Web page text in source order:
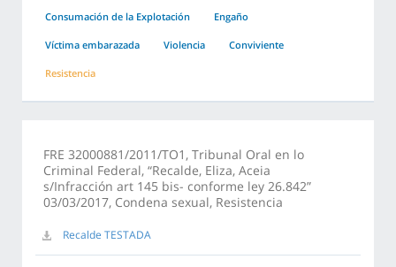
Consumación de la Explotación Engaño
Víctima embarazada Violencia Conviviente
Resistencia
FRE 32000881/2011/TO1, Tribunal Oral en lo
Criminal Federal, “Recalde, Eliza, Aceia
s/Infracción art 145 bis- conforme ley 26.842”
03/03/2017, Condena sexual, Resistencia
Recalde TESTADA